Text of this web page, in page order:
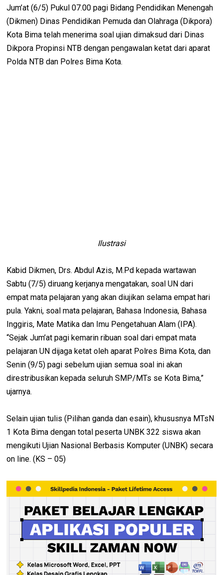
Jum’at (6/5) Pukul 07.00 pagi Bidang Pendidikan Menengah
(Dikmen) Dinas Pendidikan Pemuda dan Olahraga (Dikpora)
Kota Bima telah menerima soal ujian dimaksud dari Dinas
Dikpora Propinsi NTB dengan pengawalan ketat dari aparat
Polda NTB dan Polres Bima Kota.
Ilustrasi
Kabid Dikmen, Drs. Abdul Azis, M.Pd kepada wartawan
Sabtu (7/5) diruang kerjanya mengatakan, soal UN dari
empat mata pelajaran yang akan diujikan selama empat hari
pula. Yakni, soal mata pelajaran, Bahasa Indonesia, Bahasa
Inggiris, Mate Matika dan Imu Pengetahuan Alam (IPA).
“Sejak Jum’at pagi kemarin ribuan soal dari empat mata
pelajaran UN dijaga ketat oleh aparat Polres Bima Kota, dan
Senin (9/5) pagi sebelum ujian semua soal ini akan
direstribusikan kepada seluruh SMP/MTs se Kota Bima,”
ujarnya.
Selain ujian tulis (Pilihan ganda dan esain), khususnya MTsN
1 Kota Bima dengan total peserta UNBK 322 siswa akan
mengikuti Ujian Nasional Berbasis Komputer (UNBK) secara
on line. (KS – 05)